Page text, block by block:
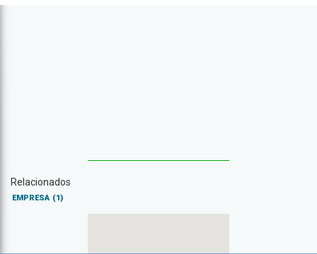
Relacionados
EMPRESA (1)